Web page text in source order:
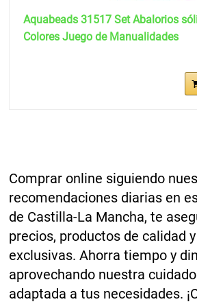
Aquabeads 31517 Set Abalorios
Colores Juego de Manualidades
Comprar online siguiendo
recomendaciones diarias en
de Castilla-La Mancha, te
precios, productos de calidad
exclusivas. Ahorra tiempo y
aprovechando nuestra
adaptada a tus necesidades.